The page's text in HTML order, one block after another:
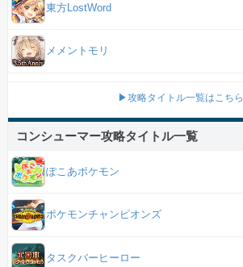
東方LostWord
メメントモリ
▶攻略タイトル一覧はこちら
コンシューマー攻略タイトル一覧
ぽこあポケモン
ポケモンチャンピオンズ
タスクバーヒーロー